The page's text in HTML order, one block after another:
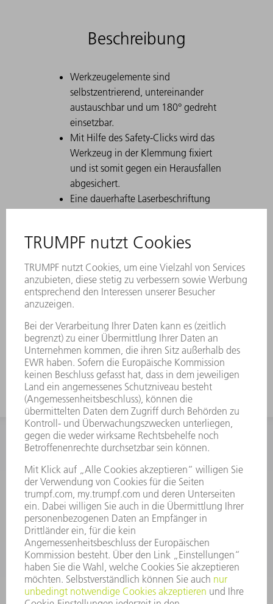
Beschreibung
Werkzeugelemente sind
selbstzentrierend, untereinander
austauschbar und um 180° gedreht
einsetzbar.
Mit Hilfe des Safety-Clicks wird das
Werkzeug in der Klemmung fixiert
und ist somit gegen ein Herausfallen
abgesichert.
Eine dauerhafte Laserbeschriftung
Mit Hilfe des Data Matrix Codes lässt
identifizieren.
Die Arbeitszonen sind lasergehärtet.
Werkzeug-Modifikationen sind auf
Wunsch erhältlich.
Durch die hohe Belastbarkeit auch für
dickere Bleche geeignet.
INFORMATION
Häufig gestellte Fragen
Allgemeine Geschäftsbedingungen
KONTAKT
After Sales
+43722160396550
Mo - Do: 08:00 -17:30 Uhr
Fr: 08:00 -16:30 Uhr
ersatzteile@at.trumpf.com